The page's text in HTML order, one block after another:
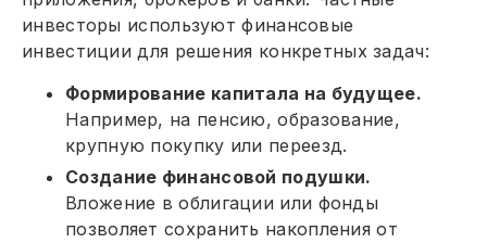
инвесторы используют финансовые
инвестиции для решения конкретных задач:
Формирование капитала на будущее.
Например, на пенсию, образование,
крупную покупку или переезд.
Создание финансовой подушки.
Вложение в облигации или фонды
позволяет сохранить накопления от